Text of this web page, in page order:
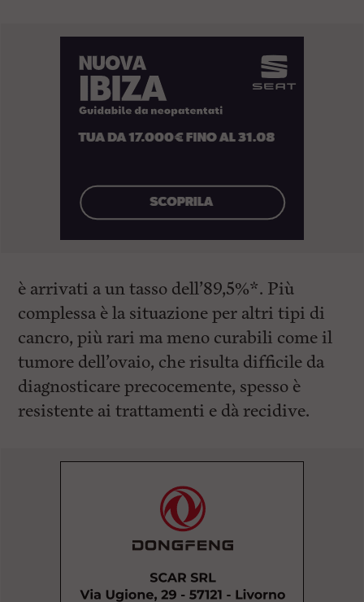
è arrivati a un tasso dell’89,5%*. Più
complessa è la situazione per altri tipi di
cancro, più rari ma meno curabili come il
tumore dell’ovaio, che risulta difficile da
diagnosticare precocemente, spesso è
resistente ai trattamenti e dà recidive.